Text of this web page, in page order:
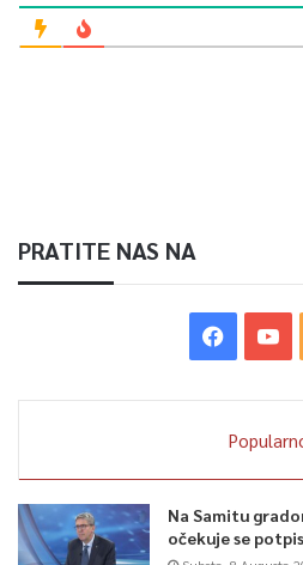
PRATITE NAS NA
Na Samitu
očekuje se